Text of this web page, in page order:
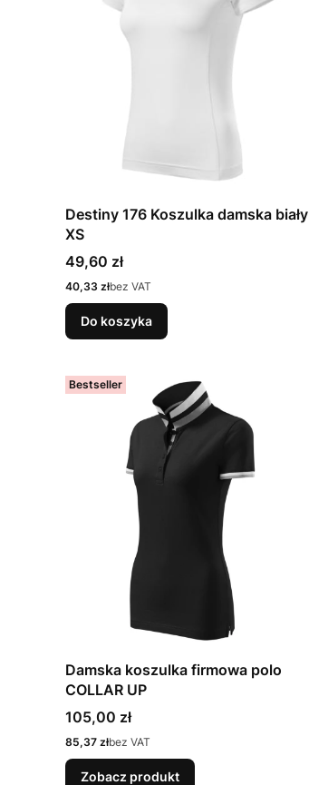
Destiny 176 Koszulka damska biały
XS
Cena
49,60 zł
Cena
40,33 złbez VAT
Do koszyka
Bestseller
Damska koszulka firmowa polo
COLLAR UP
Cena
105,00 zł
Cena
85,37 złbez VAT
Zobacz produkt